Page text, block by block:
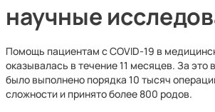
научные
Помощь пациентам с COVID-19 в
оказывалась в течение 11 месяцев. За это
было выполнено порядка 10 тысяч
сложности и принято более 800 родов.